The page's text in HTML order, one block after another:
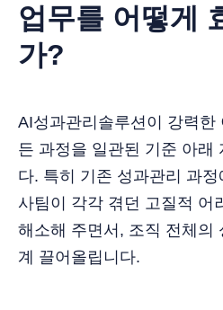
업무를 어떻게
가?
AI성과관리솔루션이 강력한
든 과정을 일관된 기준 아래
다. 특히 기존 성과관리 과정
사팀이 각각 겪던 고질적 어
해소해 주면서, 조직 전체의
계 끌어올립니다.